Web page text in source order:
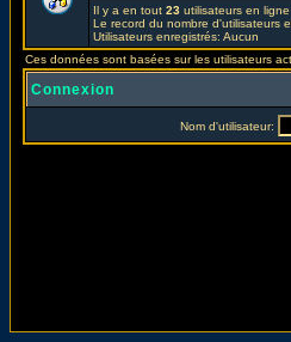
Il y a en tout 23 utilisateurs en
Le record du nombre d'utilisateurs
Utilisateurs enregistrés: Aucun
Ces données sont basées sur les utilisateurs
Connexion
Nom d'utilisateur: